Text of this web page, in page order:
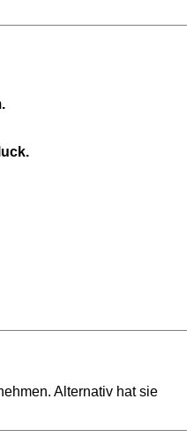
Alternativ hat sie